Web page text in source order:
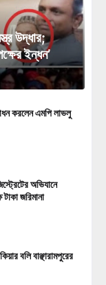
উদ্ধার;
ইন্ধন’
করলেন এমপি লাভলু
অভিযানে
জরিমানা
বলি বাঞ্ছারামপুরের